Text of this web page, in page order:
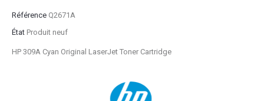
Référence Q2671A
État Produit neuf
HP 309A Cyan Original LaserJet Toner Cartridge